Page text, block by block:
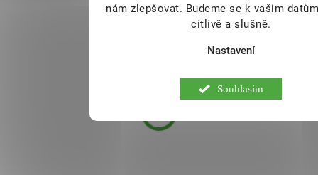
nám zlepšovat. Budeme se k vašim
citlivě a slušně.
Nastavení
Souhlasím